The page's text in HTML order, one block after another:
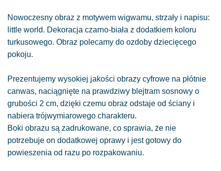
Nowoczesny obraz z motywem wigwamu, strzały i napisu:
little world. Dekoracja czarno-biała z dodatkiem koloru
turkusowego. Obraz polecamy do ozdoby dziecięcego
pokoju.
Prezentujemy wysokiej jakości obrazy cyfrowe na płótnie
canwas, naciągnięte na prawdziwy blejtram sosnowy o
grubości 2 cm, dzięki czemu obraz odstaje od ściany i
nabiera trójwymiarowego charakteru.
Boki obrazu są zadrukowane, co sprawia, że nie
potrzebuje on dodatkowej oprawy i jest gotowy do
powieszenia od razu po rozpakowaniu.